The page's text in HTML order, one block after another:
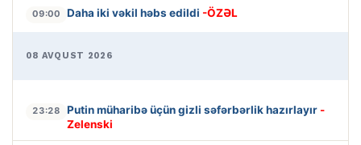
09:00 Daha iki vəkil həbs edildi -ÖZƏL
08 AVQUST 2026
23:28 Putin müharibə üçün gizli səfərbərlik hazırlayır -
Zelenski